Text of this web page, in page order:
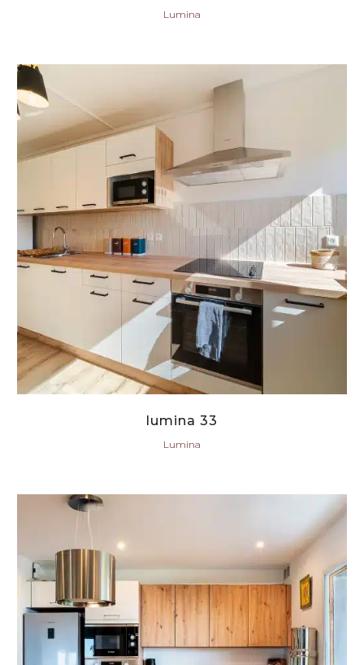
Lumina
lumina 33
Lumina